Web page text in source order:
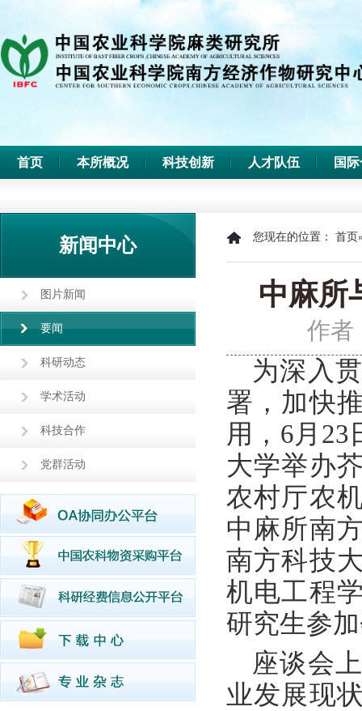
首页 本所概况 科技创新 人才队伍 国
新闻中心
图片新闻
要闻
科研动态
学术活动
科技合作
党群活动
您现在的位置： 首页
中麻所
作者
为深入
署，加快
用，6月23
大学举办
农村厅农
中麻所南
南方科技
机电工程
研究生参
座谈会
业发展现